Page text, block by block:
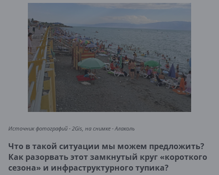
Источник фотографий - 2Gis, на снимке - Алаколь
Что в такой ситуации мы можем предложить?
Как разорвать этот замкнутый круг «короткого
сезона» и инфраструктурного тупика?